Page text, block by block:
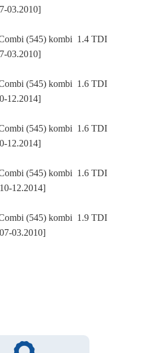
03.2010]
(545) kombi 1.4 TDI
03.2010]
(545) kombi 1.6 TDI
12.2014]
(545) kombi 1.6 TDI
12.2014]
(545) kombi 1.6 TDI
12.2014]
(545) kombi 1.9 TDI
03.2010]